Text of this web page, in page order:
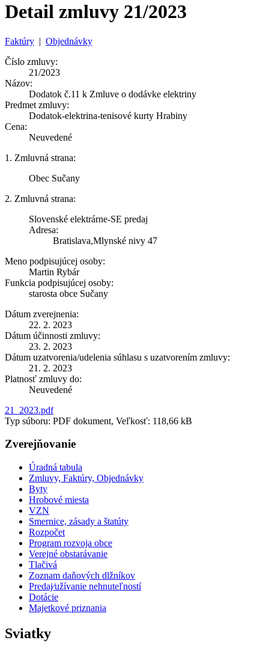
Detail zmluvy 21/2023
Faktúry | Objednávky
Číslo zmluvy:
21/2023
Názov:
Dodatok č.11 k Zmluve o dodávke elektriny
Predmet zmluvy:
Dodatok-elektrina-tenisové kurty Hrabiny
Cena:
Neuvedené
1. Zmluvná strana:
Obec Sučany
2. Zmluvná strana:
Slovenské elektrárne-SE predaj
Adresa:
Bratislava,Mlynské nivy 47
Meno podpisujúcej osoby:
Martin Rybár
Funkcia podpisujúcej osoby:
starosta obce Sučany
Dátum zverejnenia:
22. 2. 2023
Dátum účinnosti zmluvy:
23. 2. 2023
Dátum uzatvorenia/udelenia súhlasu s uzatvorením zmluvy:
21. 2. 2023
Platnosť zmluvy do:
Neuvedené
21_2023.pdf
Typ súboru: PDF dokument, Veľkosť: 118,66 kB
Zverejňovanie
Úradná tabula
Zmluvy, Faktúry, Objednávky
Byty
Hrobové miesta
VZN
Smernice, zásady a štatúty
Rozpočet
Program rozvoja obce
Verejné obstarávanie
Tlačivá
Zoznam daňových dlžníkov
Predaj⁄užívanie nehnuteľností
Dotácie
Majetkové priznania
Sviatky